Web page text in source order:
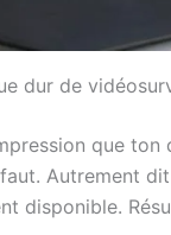
dur de
que
Autrement
disponible.